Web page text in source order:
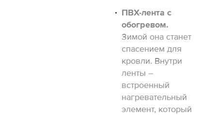
ПВХ-лента с
обогревом.
Зимой она станет
спасением для
кровли. Внутри
ленты –
встроенный
нагревательный
элемент, который